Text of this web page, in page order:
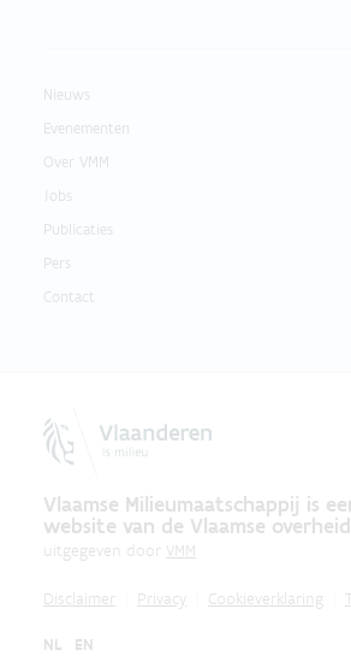
Nieuws
Evenementen
Over VMM
Jobs
Publicaties
Pers
Contact
Vlaamse Milieumaatschappij is
website van de Vlaamse overheid
uitgegeven door VMM
Disclaimer Privacy Cookieverklaring
NL EN